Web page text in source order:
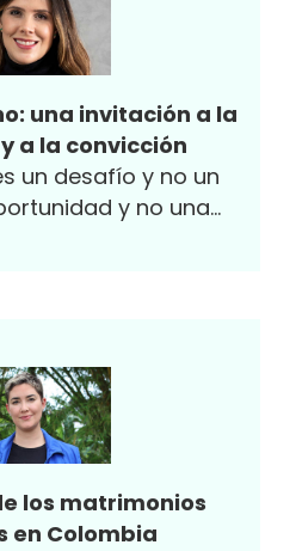
una invitación a la
a la convicción
un desafío y no un
y no una
los matrimonios
en Colombia